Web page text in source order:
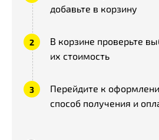
добавьте в корзину
В корзине проверьте
их стоимость
Перейдите к
способ получения и